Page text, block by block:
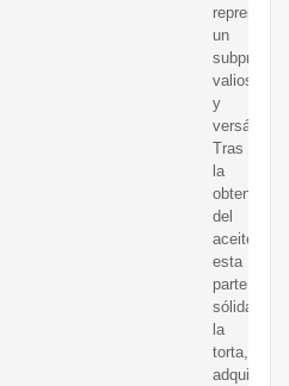
representa
un
valioso
y
versátil.
Tras
la
obtención
del
aceite,
esta
parte
sólida,
la
torta,
adquiere